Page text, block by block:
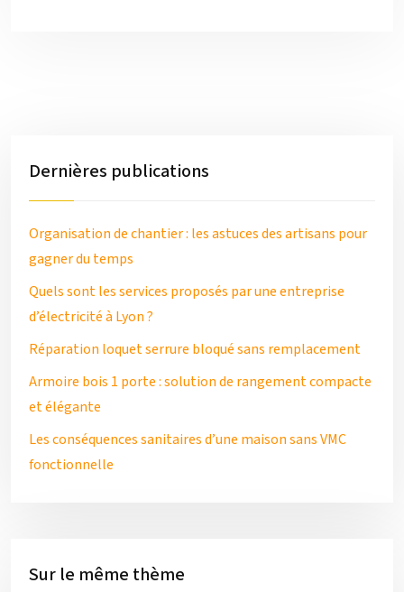
Dernières publications
Organisation de chantier : les astuces des artisans pour
gagner du temps
Quels sont les services proposés par une entreprise
d’électricité à Lyon ?
Réparation loquet serrure bloqué sans remplacement
Armoire bois 1 porte : solution de rangement compacte
et élégante
Les conséquences sanitaires d’une maison sans VMC
fonctionnelle
Sur le même thème